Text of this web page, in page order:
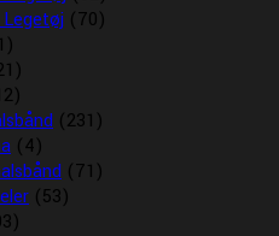
Legetøj (70)
(231)
(4)
(71)
(53)